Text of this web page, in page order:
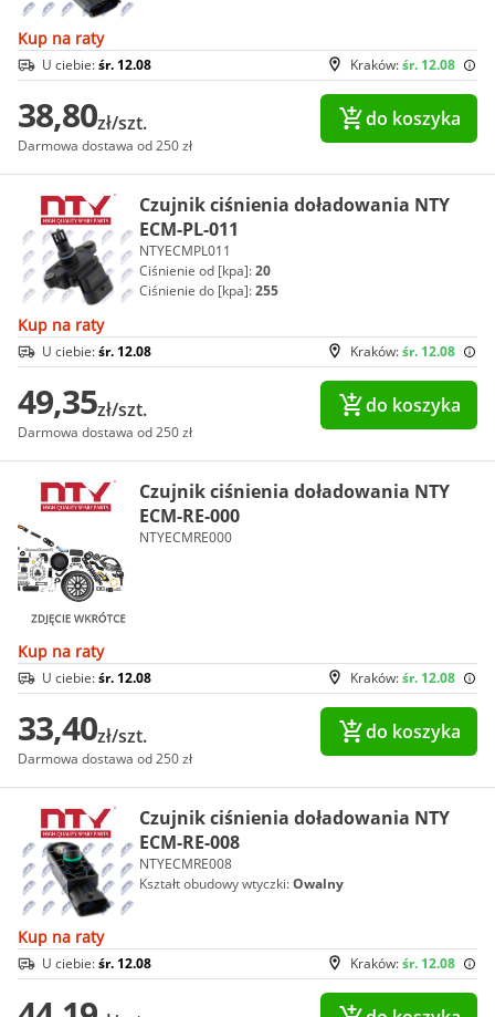
Kup na raty
Kraków:śr. 12.08
U ciebie:śr. 12.08
38,80zł/szt.
Darmowa dostawa od 250 zł
do koszyka
Czujnik ciśnienia doładowania NTY
ECM-PL-011
NTYECMPL011
Ciśnienie od [kpa]:20
Ciśnienie do [kpa]:255
Kup na raty
Kraków:śr. 12.08
U ciebie:śr. 12.08
49,35zł/szt.
Darmowa dostawa od 250 zł
do koszyka
Czujnik ciśnienia doładowania NTY
ECM-RE-000
NTYECMRE000
Kup na raty
Kraków:śr. 12.08
U ciebie:śr. 12.08
33,40zł/szt.
Darmowa dostawa od 250 zł
do koszyka
Czujnik ciśnienia doładowania NTY
ECM-RE-008
NTYECMRE008
Kształt obudowy wtyczki:Owalny
Kup na raty
Kraków:śr. 12.08
U ciebie:śr. 12.08